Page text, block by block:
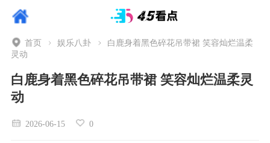
首页 娱乐八卦
白鹿身着黑色碎花吊带裙 笑容灿烂温柔
灵动
白鹿身着黑色碎花吊带裙 笑容灿烂温柔灵
动
2026-06-15 0